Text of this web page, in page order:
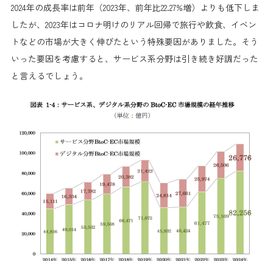
2024年の成長率は前年（2023年、前年比22.27%増）よりも低下しま
したが、2023年はコロナ明けのリアル回帰で旅行や飲食、イベン
トなどの市場が大きく伸びたという特殊要因がありました。そう
いった要因を考慮すると、サービス系分野は引き続き好調だった
と言えるでしょう。